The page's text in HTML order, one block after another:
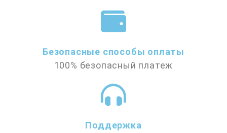
Безопасные способы оплаты
100% безопасный платеж
Поддержка